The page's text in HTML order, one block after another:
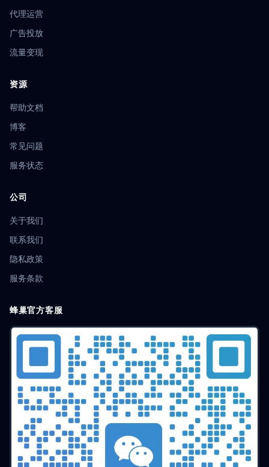
代理运营
广告投放
流量变现
资源
帮助文档
博客
常见问题
服务状态
公司
关于我们
联系我们
隐私政策
服务条款
蜂巢官方客服